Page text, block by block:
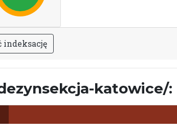
indeksację
katowice/: